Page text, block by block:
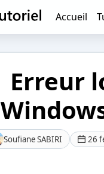
Accueil
Erreur
Soufiane SABIRI 26